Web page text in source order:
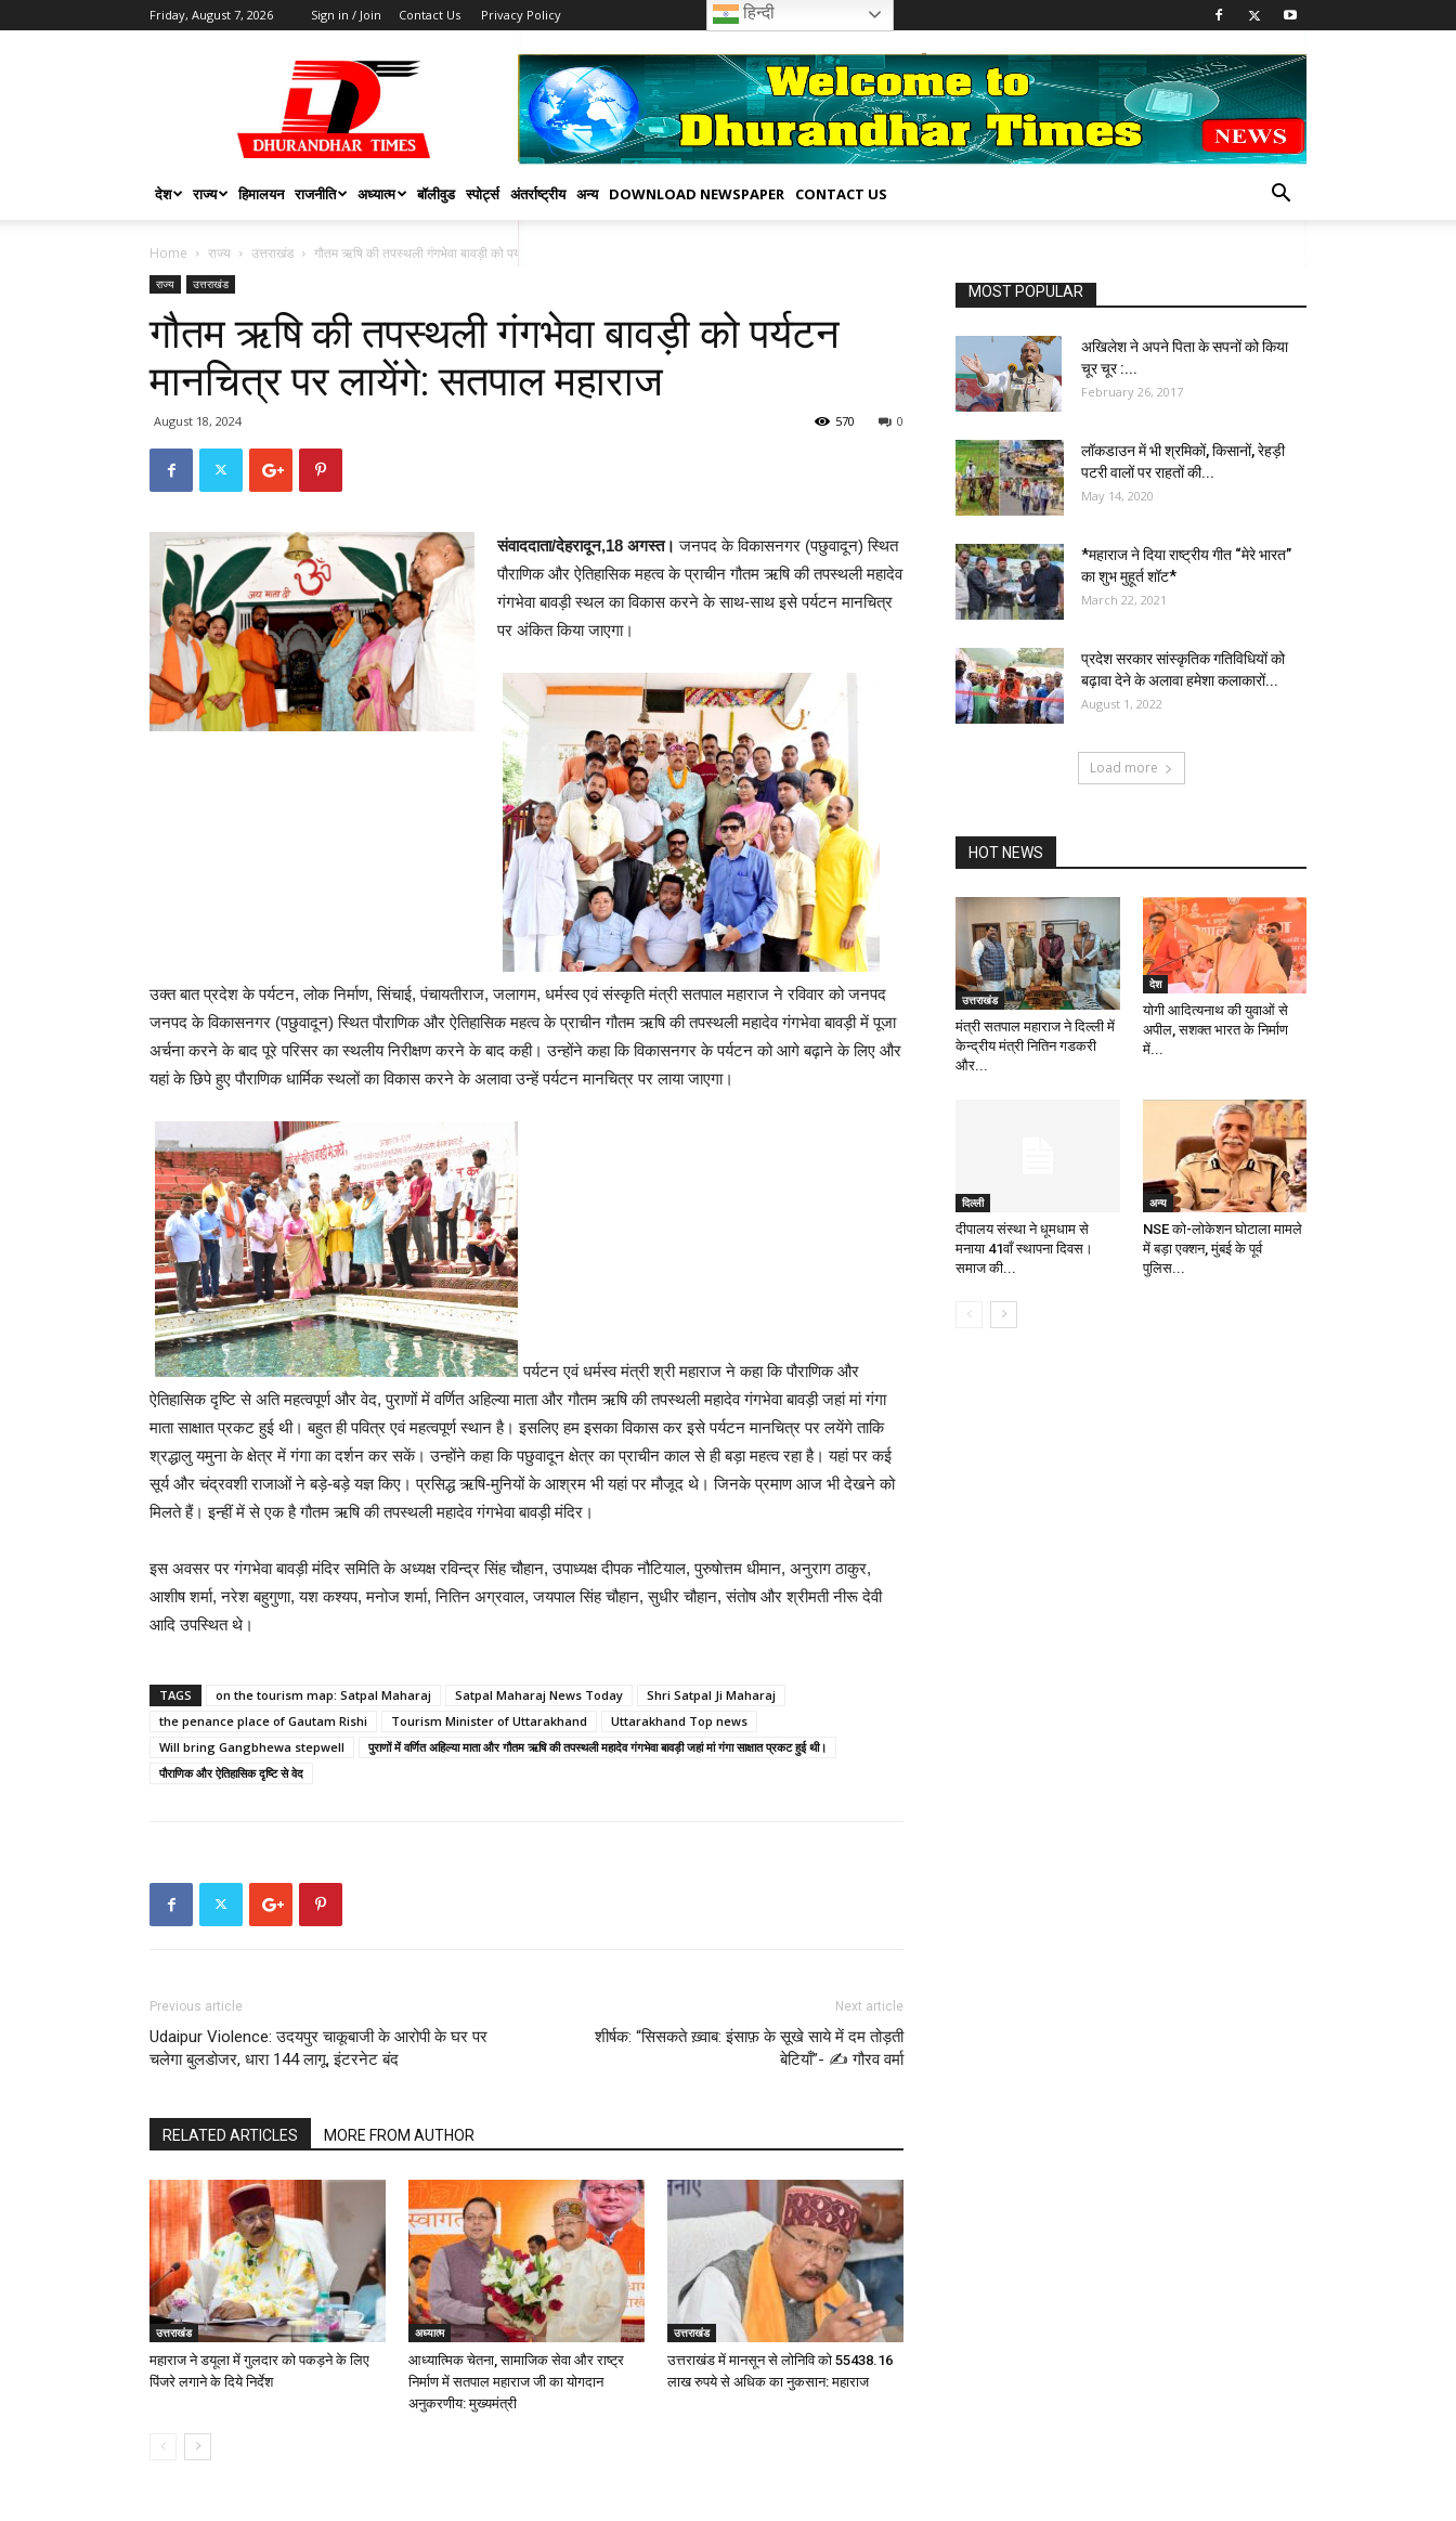
Friday, August 7, 2026 Sign in / Join Contact Us Privacy Policy हिन्दी
DHURANDHAR
TIMES
देश राज्य हिमालयन राजनीति अध्यात्म बॉलीवुड स्पोर्ट्स अंतर्राष्ट्रीय अन्य DOWNLOAD NEWSPAPER CONTACT US
Home राज्य उत्तराखंड गौतम ऋषि की तपस्थली गंगभेवा बावड़ी को पर्यटन मानचित्र पर लायेंगे: सतपाल...
राज्य उत्तराखंड
गौतम ऋषि की तपस्थली गंगभेवा बावड़ी को पर्यटन
मानचित्र पर लायेंगे: सतपाल महाराज
August 18, 2024 0
570
संवाददाता/देहरादून,18 अगस्त। जनपद के विकासनगर (पछुवादून) स्थित
पौराणिक और ऐतिहासिक महत्व के प्राचीन गौतम ऋषि की तपस्थली महादेव
गंगभेवा बावड़ी स्थल का विकास करने के साथ-साथ इसे पर्यटन मानचित्र
पर अंकित किया जाएगा।
उक्त बात प्रदेश के पर्यटन, लोक निर्माण, सिंचाई, पंचायतीराज, जलागम, धर्मस्व एवं संस्कृति मंत्री सतपाल महाराज ने रविवार को जनपद
जनपद के विकासनगर (पछुवादून) स्थित पौराणिक और ऐतिहासिक महत्व के प्राचीन गौतम ऋषि की तपस्थली महादेव गंगभेवा बावड़ी में पूजा
अर्चना करने के बाद पूरे परिसर का स्थलीय निरीक्षण करने के बाद कही। उन्होंने कहा कि विकासनगर के पर्यटन को आगे बढ़ाने के लिए और
यहां के छिपे हुए पौराणिक धार्मिक स्थलों का विकास करने के अलावा उन्हें पर्यटन मानचित्र पर लाया जाएगा।
पर्यटन एवं धर्मस्व मंत्री श्री महाराज ने कहा कि पौराणिक और
ऐतिहासिक दृष्टि से अति महत्वपूर्ण और वेद, पुराणों में वर्णित अहिल्या माता और गौतम ऋषि की तपस्थली महादेव गंगभेवा बावड़ी जहां मां गंगा
माता साक्षात प्रकट हुई थी। बहुत ही पवित्र एवं महत्वपूर्ण स्थान है। इसलिए हम इसका विकास कर इसे पर्यटन मानचित्र पर लयेंगे ताकि
श्रद्धालु यमुना के क्षेत्र में गंगा का दर्शन कर सकें। उन्होंने कहा कि पछुवादून क्षेत्र का प्राचीन काल से ही बड़ा महत्व रहा है। यहां पर कई
सूर्य और चंद्रवशी राजाओं ने बड़े-बड़े यज्ञ किए। प्रसिद्ध ऋषि-मुनियों के आश्रम भी यहां पर मौजूद थे। जिनके प्रमाण आज भी देखने को
मिलते हैं। इन्हीं में से एक है गौतम ऋषि की तपस्थली महादेव गंगभेवा बावड़ी मंदिर।
इस अवसर पर गंगभेवा बावड़ी मंदिर समिति के अध्यक्ष रविन्द्र सिंह चौहान, उपाध्यक्ष दीपक नौटियाल, पुरुषोत्तम धीमान, अनुराग ठाकुर,
आशीष शर्मा, नरेश बहुगुणा, यश कश्यप, मनोज शर्मा, नितिन अग्रवाल, जयपाल सिंह चौहान, सुधीर चौहान, संतोष और श्रीमती नीरू देवी
आदि उपस्थित थे।
TAGS on the tourism map: Satpal Maharaj Satpal Maharaj News Today
Shri Satpal Ji Maharaj
the penance place of Gautam Rishi
Tourism Minister of Uttarakhand
Uttarakhand Top news
Will bring Gangbhewa stepwell
पुराणों में वर्णित अहिल्या माता और गौतम ऋषि की तपस्थली महादेव गंगभेवा बावड़ी जहां मां गंगा साक्षात प्रकट हुई थी।
पौराणिक और ऐतिहासिक दृष्टि से वेद
Previous article
Udaipur Violence: उदयपुर चाकूबाजी के आरोपी के घर पर
चलेगा बुलडोजर, धारा 144 लागू, इंटरनेट बंद
Next article
शीर्षक: “सिसकते ख़्वाब: इंसाफ़ के सूखे साये में दम तोड़ती
बेटियाँ”- ✍️ गौरव वर्मा
RELATED ARTICLES MORE FROM AUTHOR
उत्तराखंड
महाराज ने डयूला में गुलदार को पकड़ने के लिए
पिंजरे लगाने के दिये निर्देश
अध्यात्म
आध्यात्मिक चेतना, सामाजिक सेवा और राष्ट्र
निर्माण में सतपाल महाराज जी का योगदान
अनुकरणीय: मुख्यमंत्री
उत्तराखंड
उत्तराखंड में मानसून से लोनिवि को 55438.16
लाख रुपये से अधिक का नुकसान: महाराज
MOST POPULAR
अखिलेश ने अपने पिता के सपनों को किया
चूर चूर :...
February 26, 2017
लॉकडाउन में भी श्रमिकों, किसानों, रेहड़ी
पटरी वालों पर राहतों की...
May 14, 2020
*महाराज ने दिया राष्ट्रीय गीत “मेरे भारत”
का शुभ मुहूर्त शॉट*
March 22, 2021
प्रदेश सरकार सांस्कृतिक गतिविधियों को
बढ़ावा देने के अलावा हमेशा कलाकारों...
August 1, 2022
Load more
HOT NEWS
उत्तराखंड
मंत्री सतपाल महाराज ने दिल्ली में
केन्द्रीय मंत्री नितिन गडकरी
और...
देश
योगी आदित्यनाथ की युवाओं से
अपील, सशक्त भारत के निर्माण
में...
दिल्ली
दीपालय संस्था ने धूमधाम से
मनाया 41वाँ स्थापना दिवस।
समाज की...
अन्य
NSE को-लोकेशन घोटाला मामले
में बड़ा एक्शन, मुंबई के पूर्व
पुलिस...